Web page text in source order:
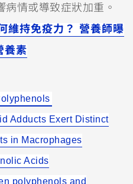
情或導致症狀加重。
維持免疫力？ 營養師曝
養素
Adducts Exert Distinct
in Macrophages
Acids
polyphenols and